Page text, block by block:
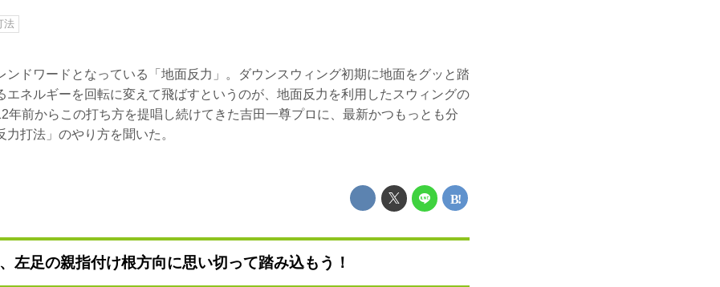
法
ンドワードとなっている「地面反力」。ダウンスウィング初期に地面をグッと踏
エネルギーを回転に変えて飛ばすというのが、地面反力を利用したスウィングの
年前からこの打ち方を提唱し続けてきた吉田一尊プロに、最新かつもっとも分
打法」のやり方を聞いた。
左足の親指付け根方向に思い切って踏み込もう！